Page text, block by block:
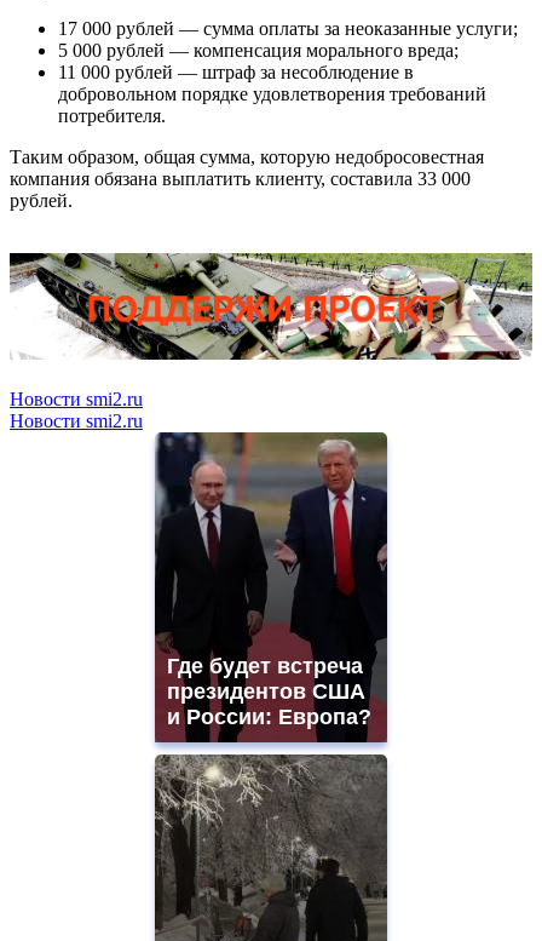
17 000 рублей — сумма оплаты за неоказанные услуги;
5 000 рублей — компенсация морального вреда;
11 000 рублей — штраф за несоблюдение в
добровольном порядке удовлетворения требований
потребителя.
Таким образом, общая сумма, которую недобросовестная
компания обязана выплатить клиенту, составила 33 000
рублей.
Новости smi2.ru
Новости smi2.ru
Где будет встреча
президентов США
и России: Европа?